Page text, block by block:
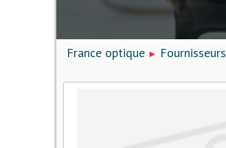
France optique Fournisseurs